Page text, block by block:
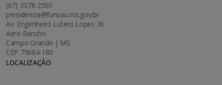
(67) 3378-2500
presidencia@funsau.ms.gov.br
Av. Engenheiro Lutero Lopes 36
Aero Rancho
Campo Grande | MS
CEP 79084-180
LOCALIZAÇÃO